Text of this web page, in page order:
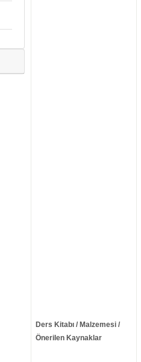
Ders Kitabı / Malzemesi /
Önerilen Kaynaklar